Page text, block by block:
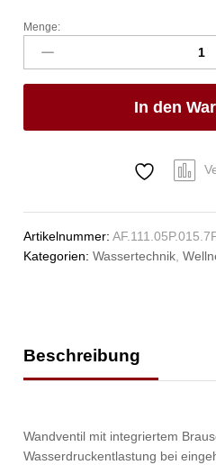
ecoSet
Kneipp'sche
Garnitur
1/2"
Menge:
In den
Artikelnummer:
Kategorien:Wassertechnik,
Beschreibung
Wandventil mit integriertem
Wasserdruckentlastung bei